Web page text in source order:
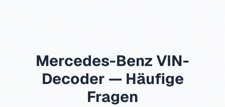
Mercedes-Benz VIN-
Decoder — Häufige
Fragen